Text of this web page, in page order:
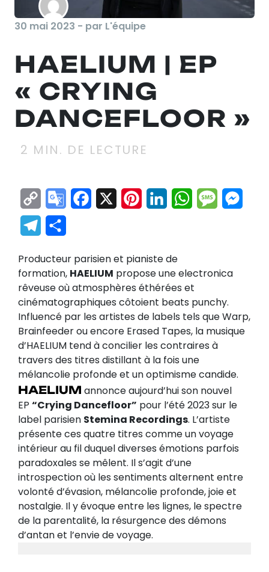
30 mai 2023 - par L'équipe
HAELIUM | EP
« CRYING
DANCEFLOOR »
2 MIN. DE LECTURE
Copy
Link
GoogleFacebook
X Pinterest
LinkedInWhatsApp
Telegram
Producteur parisien et pianiste de
formation, HAELIUM propose une electronica
rêveuse où atmosphères éthérées et
cinématographiques côtoient beats punchy.
Influencé par les artistes de labels tels que Warp,
Brainfeeder ou encore Erased Tapes, la musique
d’HAELIUM tend à concilier les contraires à
travers des titres distillant à la fois une
mélancolie profonde et un optimisme candide.
HAELIUM annonce aujourd’hui son nouvel
EP “Crying Dancefloor” pour l’été 2023 sur le
label parisien Stemina Recordings. L’artiste
présente ces quatre titres comme un voyage
intérieur au fil duquel diverses émotions parfois
paradoxales se mêlent. Il s’agit d’une
introspection où les sentiments alternent entre
volonté d’évasion, mélancolie profonde, joie et
nostalgie. Il y évoque entre les lignes, le spectre
de la parentalité, la résurgence des démons
d’antan et l’envie de voyage.